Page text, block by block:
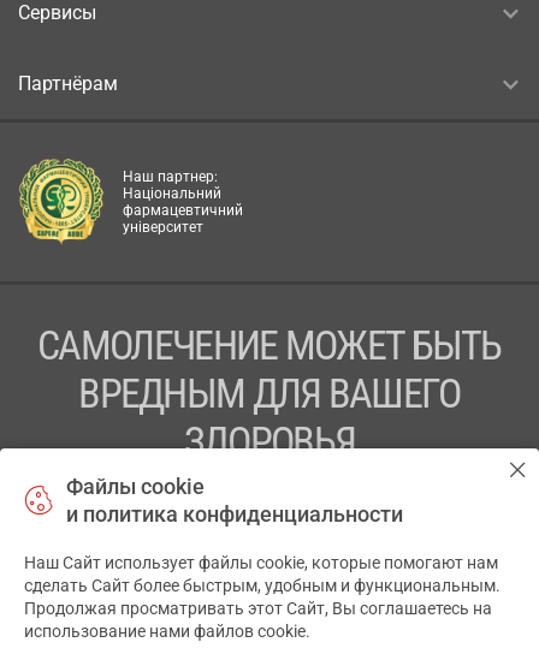
Сервисы
Партнёрам
Наш партнер:
Національний
фармацевтичний
університет
САМОЛЕЧЕНИЕ МОЖЕТ БЫТЬ
ВРЕДНЫМ ДЛЯ ВАШЕГО
ЗДОРОВЬЯ
ПЕРЕД ПРИМЕНЕНИЕМ ПРЕПАРАТА
ПРОКОНСУЛЬТИРУЙТЕСЬ С ВРАЧОМ
ТОВ «АПТЕКА 911.ЮА» Код ЄДРПОУ 43631965.
Отказ от ответственности
Файлы cookie
и политика конфиденциальности
Наш Сайт использует файлы cookie, которые помогают нам
сделать Сайт более быстрым, удобным и функциональным.
Продолжая просматривать этот Сайт, Вы соглашаетесь на
использование нами файлов cookie.
✕